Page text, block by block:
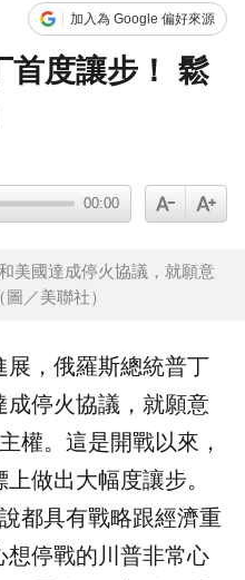
加入為 Google 偏好來源
首度讓步！ 鬆
00:00
美國達成停火協議，就願意
／美聯社）
， 俄羅斯總統普丁
成停火協議 ，就願意
主權。這是開戰以來，
做出大幅度讓步。
都具有戰略跟經濟重
想停戰的川普非常心